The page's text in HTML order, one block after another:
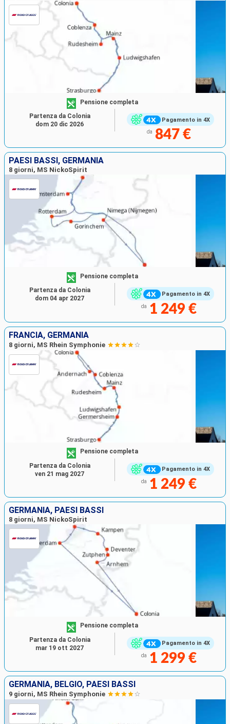
Pagamento in 4X
Pensione completa
da 847 €
Partenza da Colonia
dom 20 dic 2026
PAESI BASSI, GERMANIA
8 giorni, MS NickoSpirit
Pagamento in 4X
Pensione completa
da 1 249 €
Partenza da Colonia
dom 04 apr 2027
FRANCIA, GERMANIA
8 giorni, MS Rhein Symphonie
Pagamento in 4X
Pensione completa
da 1 249 €
Partenza da Colonia
ven 21 mag 2027
GERMANIA, PAESI BASSI
8 giorni, MS NickoSpirit
Pagamento in 4X
Pensione completa
da 1 299 €
Partenza da Colonia
mar 19 ott 2027
GERMANIA, BELGIO, PAESI BASSI
9 giorni, MS Rhein Symphonie